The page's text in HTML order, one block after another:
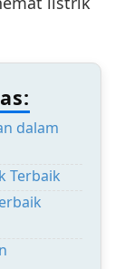
dalam
Terbaik